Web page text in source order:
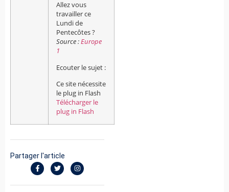
Allez vous
travailler ce
Lundi de
Pentecôtes ?
Source :Europe
1
Ecouter le sujet :
Ce site nécessite
le plug in Flash
Télécharger le
plug in Flash
Partager l'article